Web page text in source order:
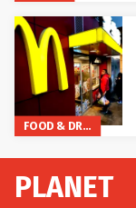
FOOD & DRINKS
PLANET